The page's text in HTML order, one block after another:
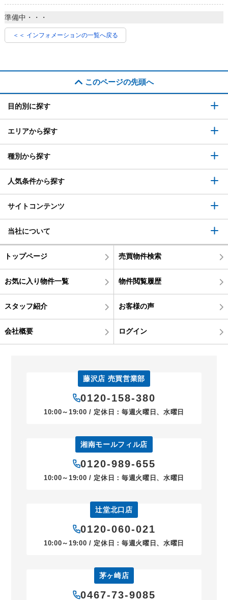
準備中・・・
＜＜ インフォメーションの一覧へ戻る
このページの先頭へ
目的別に探す
エリアから探す
種別から探す
人気条件から探す
サイトコンテンツ
当社について
トップページ 売買物件検索
お気に入り物件一覧 物件閲覧履歴
スタッフ紹介 お客様の声
会社概要 ログイン
藤沢店 売買営業部
0120-158-380
10:00～19:00 / 定休日：毎週火曜日、水曜日
湘南モールフィル店
0120-989-655
10:00～19:00 / 定休日：毎週火曜日、水曜日
辻堂北口店
0120-060-021
10:00～19:00 / 定休日：毎週火曜日、水曜日
茅ヶ崎店
0467-73-9085